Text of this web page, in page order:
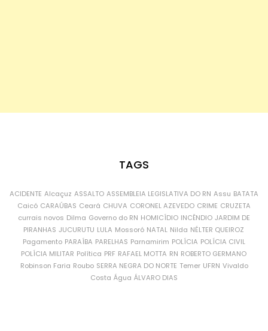
TAGS
ACIDENTE Alcaçuz ASSALTO ASSEMBLEIA LEGISLATIVA DO RN Assu BATATA
Caicó CARAÚBAS Ceará CHUVA CORONEL AZEVEDO CRIME CRUZETA
currais novos Dilma Governo do RN HOMICÍDIO INCÊNDIO JARDIM DE
PIRANHAS JUCURUTU LULA Mossoró NATAL Nilda NÉLTER QUEIROZ
Pagamento PARAÍBA PARELHAS Parnamirim POLÍCIA POLÍCIA CIVIL
POLÍCIA MILITAR Política PRF RAFAEL MOTTA RN ROBERTO GERMANO
Robinson Faria Roubo SERRA NEGRA DO NORTE Temer UFRN Vivaldo
Costa Água ÁLVARO DIAS